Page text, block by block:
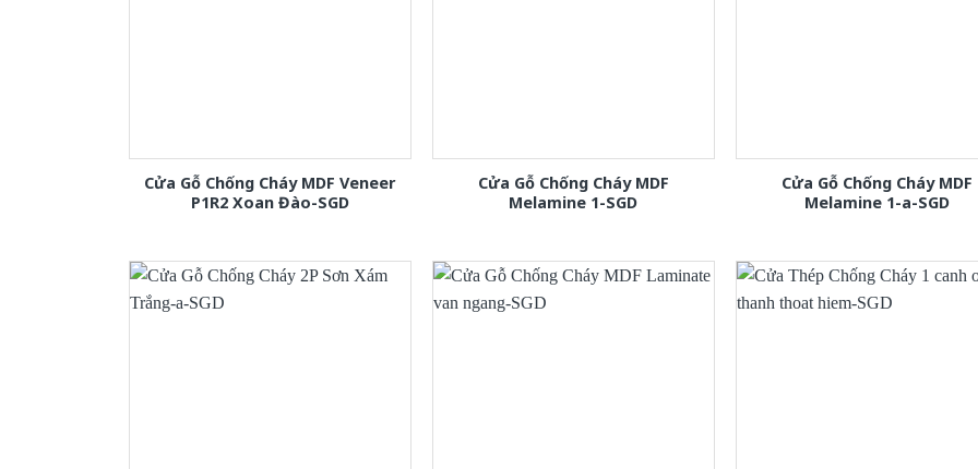
Cửa Gỗ Chống Cháy MDF Veneer
P1R2 Xoan Đào-SGD
Cửa Gỗ Chống Cháy MDF
Melamine 1-SGD
Cửa Gỗ Chống Cháy MDF
Melamine 1-a-SGD